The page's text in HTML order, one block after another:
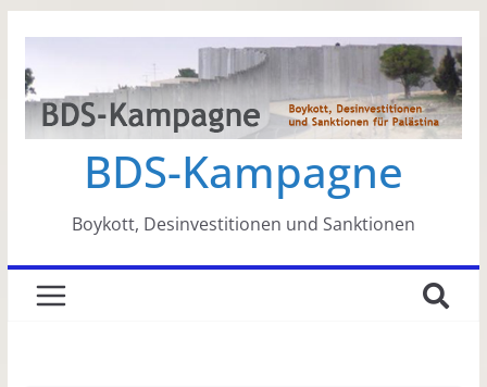
springen
BDS-Kampagne
Boykott, Desinvestitionen und Sanktionen